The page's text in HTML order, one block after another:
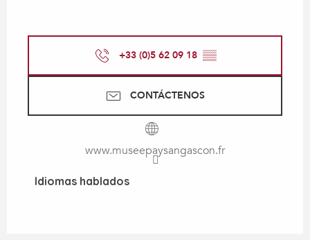
+33 (0)5 62 09 18 ▒▒
CONTÁCTENOS
www.museepaysangascon.fr
Idiomas hablados
Idiomas hablados